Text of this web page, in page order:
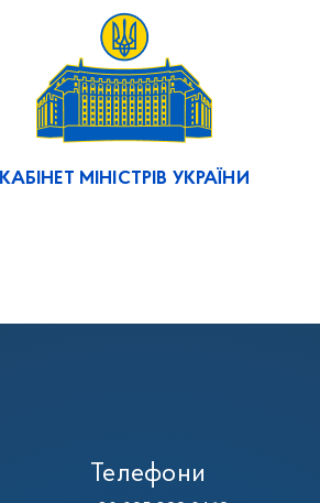
КАБІНЕТ МІНІСТРІВ УКРАЇНИ
Телефони